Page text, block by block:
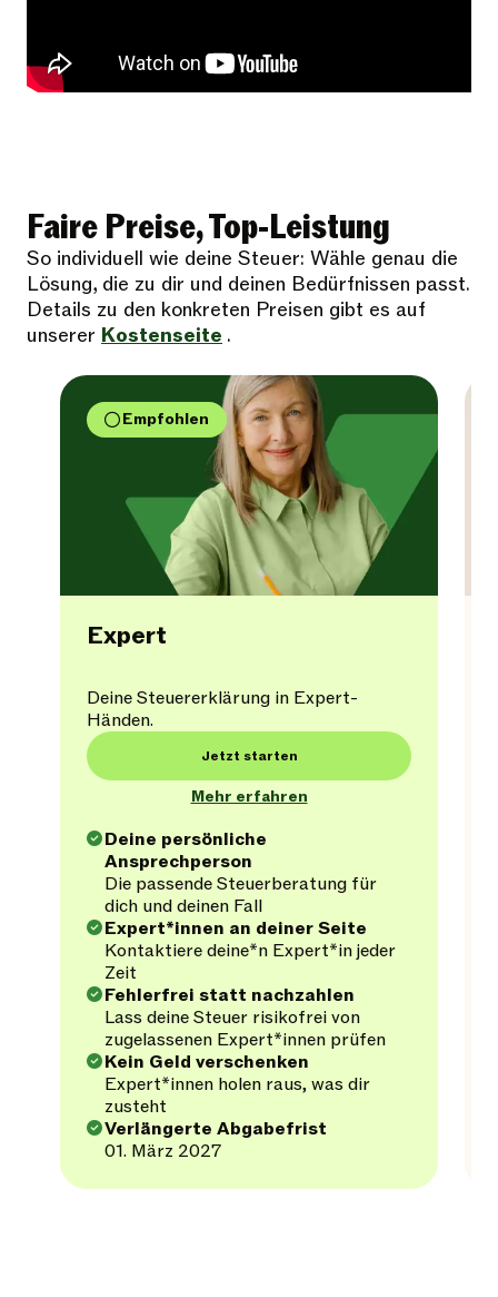
Faire Preise, Top-Leistung
So individuell wie deine Steuer: Wähle genau die
Lösung, die zu dir und deinen Bedürfnissen passt.
Details zu den konkreten Preisen gibt es auf
unserer Kostenseite .
Empfohlen
Expert
Deine Steuererklärung in Expert-
Händen.
Jetzt starten
Mehr erfahren
Deine persönliche
Ansprechperson
Die passende Steuerberatung für
dich und deinen Fall
Expert*innen an deiner Seite
Kontaktiere deine*n Expert*in jeder
Zeit
Fehlerfrei statt nachzahlen
Lass deine Steuer risikofrei von
zugelassenen Expert*innen prüfen
Kein Geld verschenken
Expert*innen holen raus, was dir
zusteht
Verlängerte Abgabefrist
01. März 2027